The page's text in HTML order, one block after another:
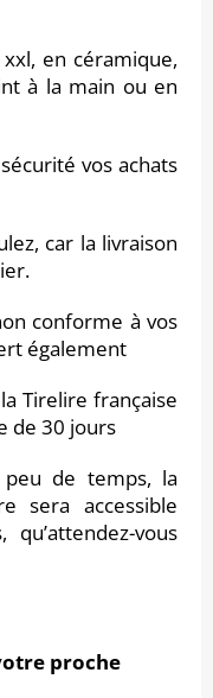
en céramique,
à la main ou en
vos achats
car la livraison
conforme à vos
également
Tirelire française
de 30 jours
de temps, la
sera accessible
vous
proche